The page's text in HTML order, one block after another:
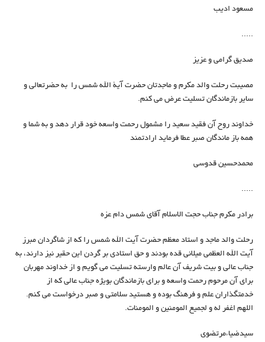
مسعود ادیب
.....
صدیق گرامی و عزیز
مصيبت رحلت والد مکرم و ماجدتان حضرت آية الله شمس را به حضرتعالى و
ساير بازماندگان تسليت عرض می کنم.
خداوند روح آن فقید سعید را مشمول رحمت واسعه خود قرار دهد و به شما و
همه باز ماندگان صبر عطا فرماید ارادتمند
محمدحسین قدوسی
.....
برادر مکرم جناب حجت الاسلام آقای شمس دام عزه
رحلت والد ماجد و استاد معظم حضرت آیت الله شمس را که از شاگردان مبرز
آیت الله العظمی میلانی قده بودند و حق استادی بر گردن این حقیر نیز دارند، به
جناب عالی و بیت شریف آن عالم وارسته تسلیت می گویم و از خداوند مهربان
برای آن مرحوم رحمت واسعه و برای بازماندگان بویژه جناب عالی که از
خدمتگذاران علم و فرهنگ بوده و هستید سلامتی و صبر درخواست می کنم.
اللهم اغفر له و لجمیع المومنین و المومنات.
سیدضیاءمرتضوی